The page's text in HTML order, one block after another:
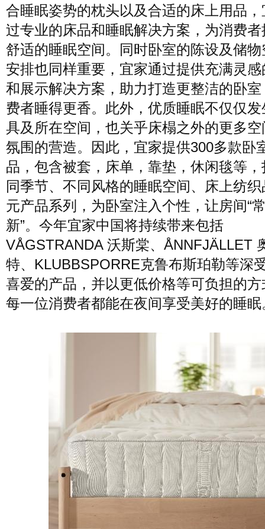
合睡眠姿势的枕头以及合适的床上用品
过专业的床品和睡眠解决方案，为消费
舒适的睡眠空间。同时卧室的陈设及储
安排也同样重要，宜家通过提供充满灵
和展示解决方案，助力打造更整洁的卧
费者睡得更香。此外，优质睡眠不仅仅
具及所在空间，也关乎床榻之外的更多
氛围的营造。因此，宜家提供300多款卧
品，包含被套，床单，靠垫，休闲毯等
同季节、不同风格的睡眠空间、床上纺
元产品系列，为卧室注入个性，让房间“
新”。今年宜家中国将持续带来包括
VÅGSTRANDA 沃斯棠、ÅNNFJÄLLET
特、KLUBBSPORRE克鲁布斯珀勒等深
喜爱的产品，并以更低价格等可负担的
每一位消费者都能在夜间享受美好的睡眠